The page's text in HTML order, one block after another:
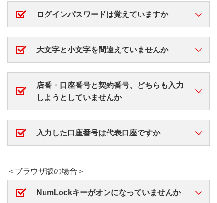
ログインパスワードは覚えていますか
をお願いします。
ログインパスワードの再設定
大文字と小文字を間違えていませんか
が相違しているとログインできません。
登録したパスワードは大文字・小文字も正しく入力し
店番・口座番号と契約番号、どちらも入力
しようとしていませんか
ください。
「契約番号」と「ログインパスワード」
入力した口座番号は代表口座ですか
が必要です。
代表口座とは、三菱ＵＦＪダイレクトを初めてご利用
＜ブラウザ版の場合＞
NumLockキーがオンになっていませんか